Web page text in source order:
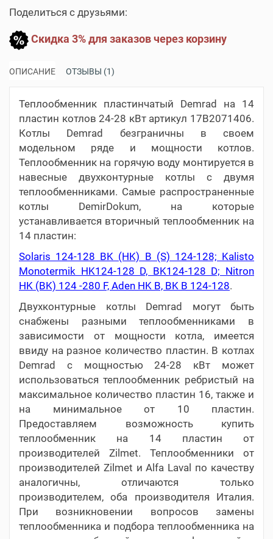
Поделиться с друзьями:
Скидка 3% для заказов через корзину
ОПИСАНИЕ ОТЗЫВЫ (1)
Теплообменник пластинчатый Demrad на 14
пластин котлов 24-28 кВт артикул 17B2071406.
Котлы Demrad безграничны в своем
модельном ряде и мощности котлов.
Теплообменник на горячую воду монтируется в
навесные двухконтурные котлы с двумя
теплообменниками. Самые распространенные
котлы DemirDokum, на которые
устанавливается вторичный теплообменник на
14 пластин:
Solaris 124-128 BK (HK) B (S) 124-128; Kalisto
Monotermik HK124-128 D, BK124-128 D; Nitron
HK (BK) 124 -280 F, Aden HK B, BK B 124-128.
Двухконтурные котлы Demrad могут быть
снабжены разными теплообменниками в
зависимости от мощности котла, имеется
ввиду на разное количество пластин. В котлах
Demrad с мощностью 24-28 кВт может
использоваться теплообменник ребристый на
максимальное количество пластин 16, также и
на минимальное от 10 пластин.
Предоставляем возможность купить
теплообменник на 14 пластин от
производителей Zilmet. Теплообменники от
производителей Zilmet и Alfa Laval по качеству
аналогичны, отличаются только
производителем, оба производителя Италия.
При возникновении вопросов замены
теплообменника и подбора теплообменника на